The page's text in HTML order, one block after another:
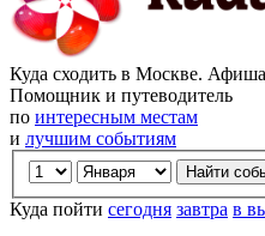
Куда сходить в Москве. Афиша
Помощник и путеводитель
по интересным местам
и лучшим событиям
Куда пойти сегодня завтра в